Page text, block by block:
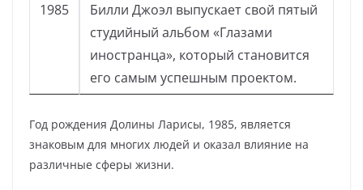
1985
Билли Джоэл выпускает свой пятый
студийный альбом «Глазами
иностранца», который становится
его самым успешным проектом.
Год рождения Долины Ларисы, 1985, является
знаковым для многих людей и оказал влияние на
различные сферы жизни.